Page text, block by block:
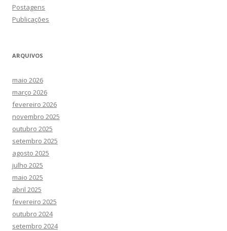
Postagens
Publicações
ARQUIVOS
maio 2026
março 2026
fevereiro 2026
novembro 2025
outubro 2025
setembro 2025
agosto 2025
julho 2025
maio 2025
abril 2025
fevereiro 2025
outubro 2024
setembro 2024